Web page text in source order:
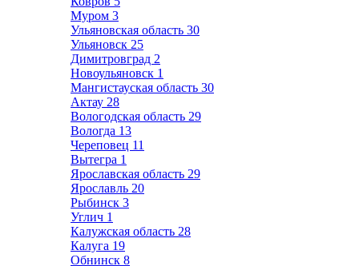
Муром 3
Ульяновская область 30
Ульяновск 25
Димитровград 2
Новоульяновск 1
Мангистауская область 30
Актау 28
Вологодская область 29
Вологда 13
Череповец 11
Вытегра 1
Ярославская область 29
Ярославль 20
Рыбинск 3
Углич 1
Калужская область 28
Калуга 19
Обнинск 8